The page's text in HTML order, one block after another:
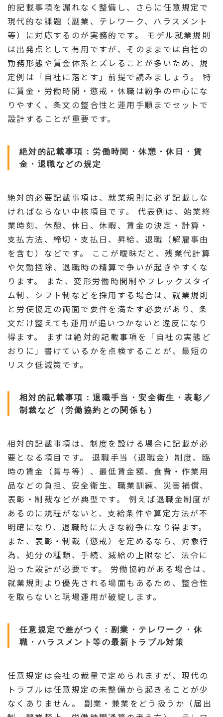
的記載事項を漏れなく整備し、さらに任意規定で
現代的な課題（副業、テレワーク、ハラスメント
等）に対応するのが実務的です。 モデル就業規則
は出発点として有用ですが、そのままでは自社の
勤務形態や賃金体系とズレることが多いため、規
定例は「自社に落とす」前提で読みましょう。 特
に賃金・労働時間・懲戒・休職は紛争の中心にな
りやすく、条文の整合性と運用手順までセットで
設計することが重要です。
絶対的記載事項：労働時間・休憩・休日・賃
金・退職などの規定
絶対的必要記載事項は、就業規則に必ず記載しな
ければならない中核項目です。 代表例は、始業終
業時刻、休憩、休日、休暇、賃金の決定・計算・
支払方法、締切・支払日、昇給、退職（解雇事由
を含む）などです。 ここが曖昧だと、残業代計算
や欠勤控除、退職時の精算で争いが起きやすくな
ります。 また、変形労働時間制やフレックスタイ
ム制、シフト制などを採用する場合は、就業規則
と労使協定の両面で要件を満たす必要があり、条
文だけ整えても運用が追いつかないと違反になり
得ます。 まずは絶対的記載事項を「自社の実態ど
おりに」書けているかを点検することが、最短の
リスク低減策です。
相対的記載事項：退職手当・安全衛生・表彰／
制裁など（労働協約との関係も）
相対的記載事項は、制度を設ける場合に記載が必
要となる項目です。 退職手当（退職金）制度、臨
時の賃金（賞与等）、最低賃金額、食費・作業用
品などの負担、安全衛生、職業訓練、災害補償、
表彰・制裁などが典型です。 例えば退職金制度が
あるのに規程がないと、支給条件や算定方法が不
明確になり、退職時に大きな紛争になり得ます。
また、表彰・制裁（懲戒）を定めるなら、対象行
為、処分の種類、手続、減給の上限など、法令に
沿った設計が必要です。 労働協約がある場合は、
就業規則より優先される場面もあるため、整合性
を取らないと現場運用が破綻します。
任意規定で差がつく：副業・テレワーク・休
職・ハラスメント等の最新トラブル対策
任意規定は会社の裁量で定められますが、現代の
トラブルは任意規定の未整備から起きることが少
なくありません。 副業・兼業をどう扱うか（届出